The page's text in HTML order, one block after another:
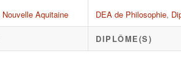
Nouvelle Aquitaine DEA de Philosophie,
DIPLÔME(S)